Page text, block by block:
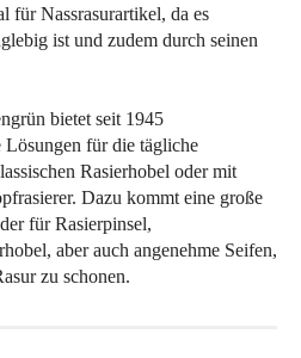
für Nassrasurartikel, da es
ist und zudem durch seinen
bietet seit 1945
für die tägliche
Rasierhobel oder mit
Dazu kommt eine große
für Rasierpinsel,
aber auch angenehme Seifen,
zu schonen.